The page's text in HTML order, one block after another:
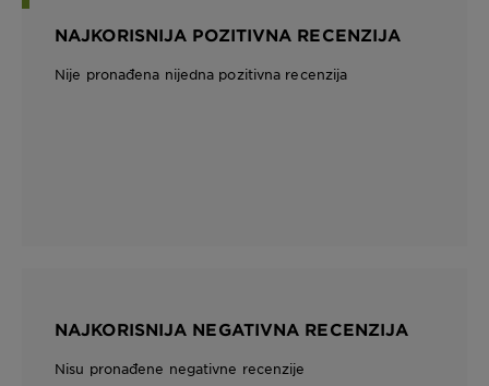
NAJKORISNIJA POZITIVNA RECENZIJA
Nije pronađena nijedna pozitivna recenzija
NAJKORISNIJA NEGATIVNA RECENZIJA
Nisu pronađene negativne recenzije